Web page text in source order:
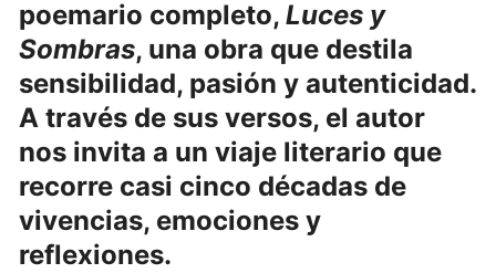
poemario completo,Luces y
Sombras, una obra que destila
sensibilidad, pasión y autenticidad.
A través de sus versos, el autor
nos invita a un viaje literario que
recorre casi cinco décadas de
vivencias, emociones y
reflexiones.